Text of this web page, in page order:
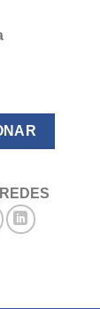
Anotado Vol II